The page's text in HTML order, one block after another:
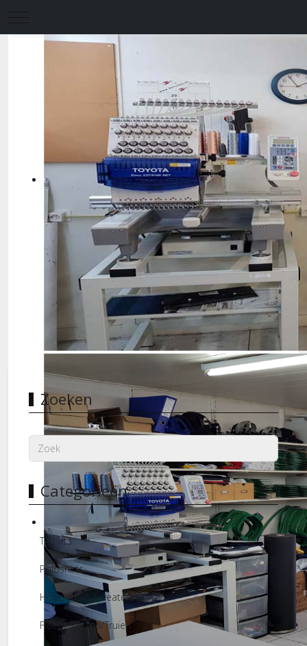
Mobile Menu Toggle
Borduurmachines
Zoeken
Categorieën
T-shirts
Poloshirts
Hoodeds & Sweaters
Fleece Vesten/Truien